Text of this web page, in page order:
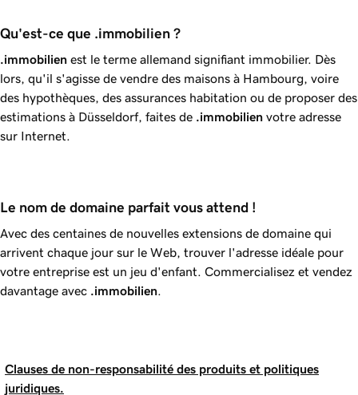
Qu'est-ce que .immobilien ?
.immobilien est le terme allemand signifiant immobilier. Dès
lors, qu'il s'agisse de vendre des maisons à Hambourg, voire
des hypothèques, des assurances habitation ou de proposer des
estimations à Düsseldorf, faites de .immobilien votre adresse
sur Internet.
Le nom de domaine parfait vous attend !
Avec des centaines de nouvelles extensions de domaine qui
arrivent chaque jour sur le Web, trouver l'adresse idéale pour
votre entreprise est un jeu d'enfant. Commercialisez et vendez
davantage avec .immobilien
Clauses de non-responsabilité des produits et politiques
juridiques.